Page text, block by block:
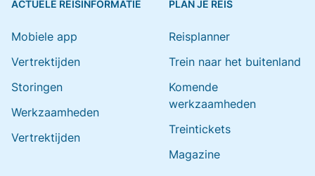
ACTUELE REISINFORMATIE
Mobiele app
Vertrektijden
Storingen
Werkzaamheden
Vertrektijden
PLAN JE REIS
Reisplanner
Trein naar het buitenland
Komende
werkzaamheden
Treintickets
Magazine